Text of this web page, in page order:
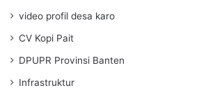
video profil desa karo
CV Kopi Pait
DPUPR Provinsi Banten
Infrastruktur